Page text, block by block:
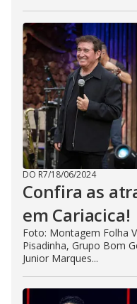
DO R7/18/06/2024
Confira as
em Cariacica!
Foto: Montagem Folha
Pisadinha, Grupo Bom
Junior Marques...